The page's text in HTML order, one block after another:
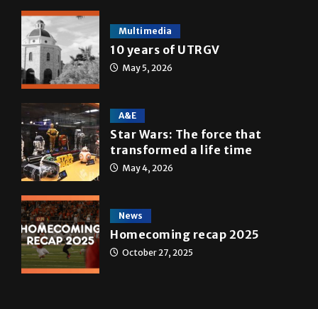
ONLINE SPECIAL EDITIONS
Multimedia
Star Wars: The force that